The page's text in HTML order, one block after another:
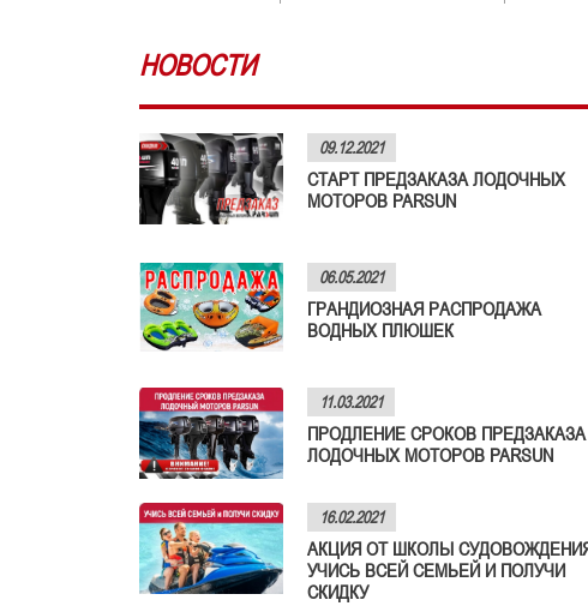
НОВОСТИ
09.12.2021
СТАРТ ПРЕДЗАКАЗА ЛОДОЧНЫХ
МОТОРОВ PARSUN
06.05.2021
ГРАНДИОЗНАЯ РАСПРОДАЖА
ВОДНЫХ ПЛЮШЕК
11.03.2021
ПРОДЛЕНИЕ СРОКОВ ПРЕДЗАКАЗА
ЛОДОЧНЫХ МОТОРОВ PARSUN
16.02.2021
АКЦИЯ ОТ ШКОЛЫ
УЧИСЬ ВСЕЙ СЕМЬЕЙ И ПОЛУЧИ
СКИДКУ